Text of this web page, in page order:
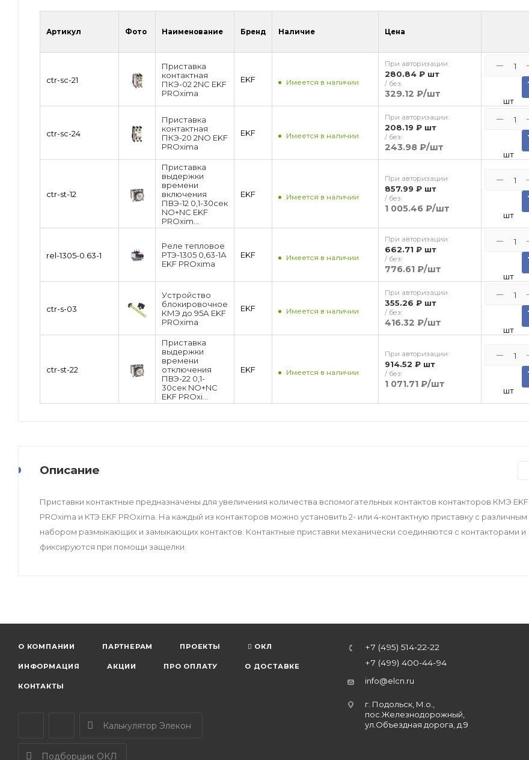
Артикул Фото Наименование Бренд Наличие Цена
ctr-sc-21
Приставка
контактная
ПКЭ-02 2NC EKF
PROxima
EKF Имеется в наличии
При авторизации:
280.84 ₽ шт
/ без:
329.12 ₽/шт
шт
ctr-sc-24
Приставка
контактная
ПКЭ-20 2NO EKF
PROxima
EKF Имеется в наличии
При авторизации:
208.19 ₽ шт
/ без:
243.98 ₽/шт
шт
ctr-st-12
Приставка
выдержки
времени
включения
ПВЭ-12 0,1-30сек
NO+NC EKF
PROxim...
EKF Имеется в наличии
При авторизации:
857.99 ₽ шт
/ без:
1 005.46 ₽/шт
шт
rel-1305-0.63-1
Реле тепловое
РТЭ-1305 0,63-1А
EKF PROxima
EKF Имеется в наличии
При авторизации:
662.71 ₽ шт
/ без:
776.61 ₽/шт
шт
ctr-s-03
Уcтройство
блокировочное
КМЭ до 95А EKF
PROxima
EKF Имеется в наличии
При авторизации:
355.26 ₽ шт
/ без:
416.32 ₽/шт
шт
ctr-st-22
Приставка
выдержки
времени
отключения
ПВЭ-22 0,1-
30сек NO+NC
EKF PROxi...
EKF Имеется в наличии
При авторизации:
914.52 ₽ шт
/ без:
1 071.71 ₽/шт
шт
Описание
Приставки контактные предназначены для увеличения количества вспомогательных контактов контакторов КМЭ EKF
PROxima и КТЭ EKF PROxima. На каждый из контакторов можно установить 2- или 4-контактную приставку с различным
набором размыкающих и замыкающих контактов. Контактные приставки механически соединяются с контакторами и
фиксируются при помощи защелки.
О КОМПАНИИ ПАРТНЕРАМ ПРОЕКТЫ ОКЛ
ИНФОРМАЦИЯ АКЦИИ ПРО ОПЛАТУ О ДОСТАВКЕ
КОНТАКТЫ
Калькулятор Элекон
Подборщик ОКЛ
+7 (495) 514-22-22
+7 (499) 400-44-94
info@elcn.ru
г. Подольск, М.о.,
пос.Железнодорожный,
ул.Объездная дорога, д.9